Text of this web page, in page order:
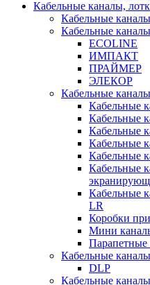
Кабельные каналы,
Кабельные
Кабельные
ECOLINE
ИМПАКТ
ПРАЙМЕР
ЭЛЕКОР
Кабельные
Кабельные
Кабельные
Кабельные
Кабельные
Кабельные
Кабельные
Кабельные
LR
Коробки
Мини
Парапетные
Кабельные
DLP
Кабельные